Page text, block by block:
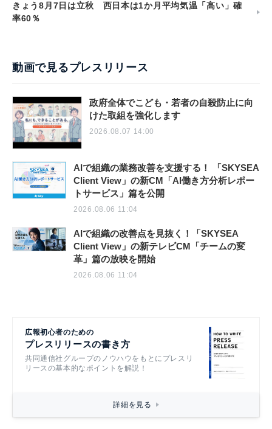
きょう8月7日は立秋 西日本は1か月平均気温「高い」確
率60％
動画で見るプレスリリース
政府全体でこども・若者の自殺防止に向
けた取組を強化します
2026.08.07 14:00
AIで組織の業務改善を支援する！ 「SKYSEA
Client View」の新CM「AI働き方分析レポー
トサービス」篇を公開
2026.08.06 11:04
AIで組織の改善点を見抜く！「SKYSEA
Client View」の新テレビCM「チームの変
革」篇の放映を開始
2026.08.06 11:04
広報初心者のための
プレスリリースの書き方
共同通信社グループのノウハウをもとにプレスリ
リースの基本的なポイントを解説！
詳細を見る